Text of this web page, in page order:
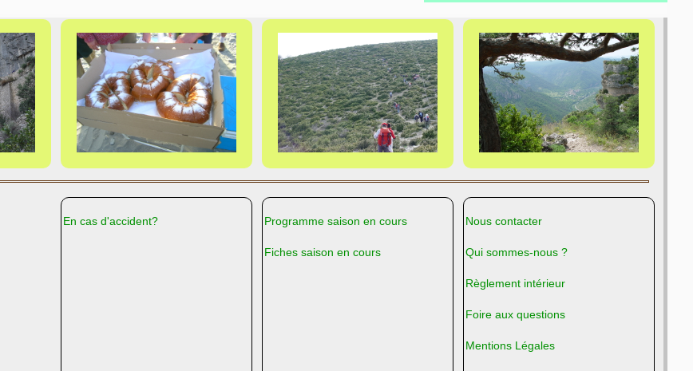
En cas d'accident? Programme saison en cours
Fiches saison en cours
Nous contacter
Qui sommes-nous ?
Règlement intérieur
Foire aux questions
Mentions Légales